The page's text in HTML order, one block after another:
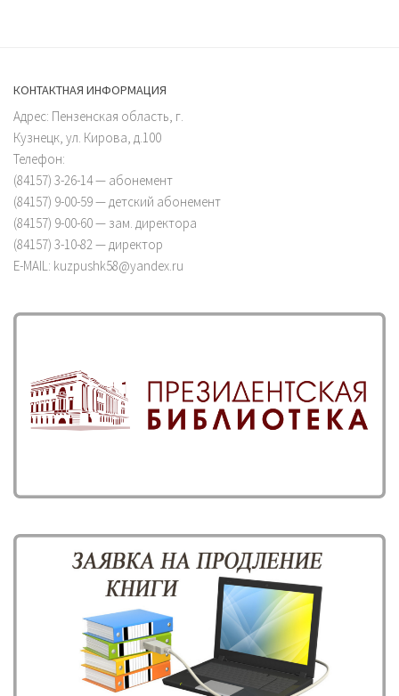
КОНТАКТНАЯ ИНФОРМАЦИЯ
Адрес: Пензенская область, г.
Кузнецк, ул. Кирова, д.100
Телефон:
(84157) 3-26-14 — абонемент
(84157) 9-00-59 — детский абонемент
(84157) 9-00-60 — зам. директора
(84157) 3-10-82 — директор
E-MAIL: kuzpushk58@yandex.ru